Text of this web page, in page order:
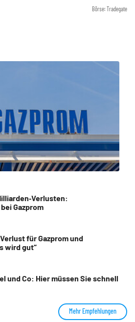
Börse: Tradegate
Gazprom
für Gazprom und
wird gut“
und Co: Hier müssen Sie schnell
Mehr Empfehlungen